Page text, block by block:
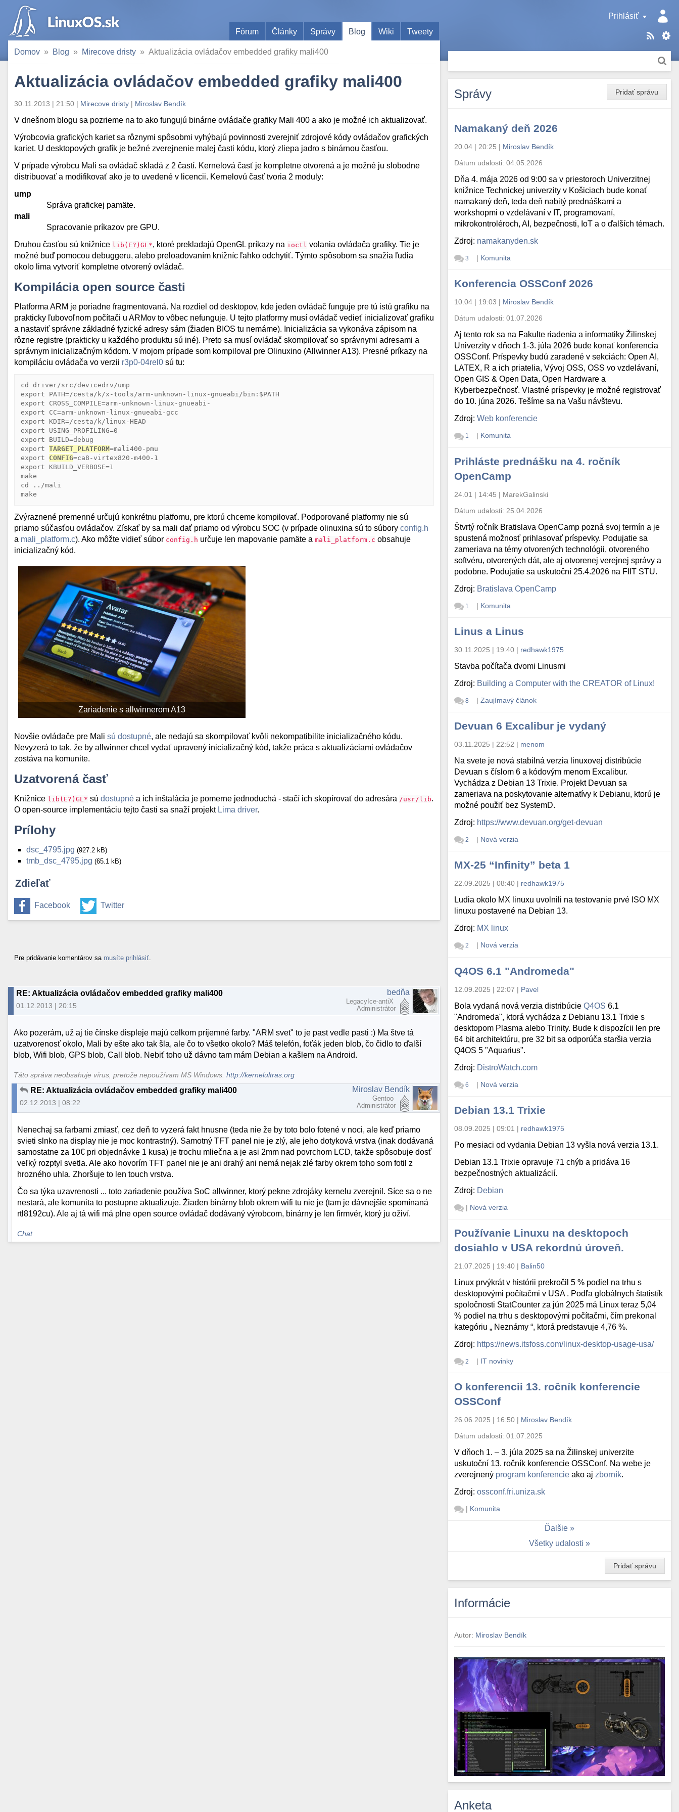
Prihlásiť
Fórum
Články Správy Blog Wiki Tweety
Domov Blog Mirecove dristy Aktualizácia ovládačov embedded grafiky mali400
Aktualizácia ovládačov embedded grafiky mali400
30.11.2013 | 21:50 | Mirecove dristy | Miroslav Bendík
V dnešnom blogu sa pozrieme na to ako fungujú binárne ovládače grafiky Mali 400 a ako je možné ich aktualizovať.
Výrobcovia grafických kariet sa rôznymi spôsobmi vyhýbajú povinnosti zverejniť zdrojové kódy ovládačov grafických
kariet. U desktopových grafík je bežné zverejnenie malej časti kódu, ktorý zliepa jadro s binárnou časťou.
V prípade výrobcu Mali sa ovládač skladá z 2 častí. Kernelová časť je kompletne otvorená a je možné ju slobodne
distribuovať a modifikovať ako je to uvedené v licencii. Kernelovú časť tvoria 2 moduly:
ump
Správa grafickej pamäte.
mali
Spracovanie príkazov pre GPU.
Druhou časťou sú knižnice lib(E?)GL*, ktoré prekladajú OpenGL príkazy na ioctl volania ovládača grafiky. Tie je
možné buď pomocou debuggeru, alebo preloadovaním knižníc ľahko odchytiť. Týmto spôsobom sa snažia ľudia
okolo lima vytvoriť kompletne otvorený ovládač.
Kompilácia open source časti
Platforma ARM je poriadne fragmentovaná. Na rozdiel od desktopov, kde jeden ovládač funguje pre tú istú grafiku na
prakticky ľubovoľnom počítači u ARMov to vôbec nefunguje. U tejto platformy musí ovládač vedieť inicializovať grafiku
a nastaviť správne základné fyzické adresy sám (žiaden BIOS tu nemáme). Inicializácia sa vykonáva zápisom na
rôzne registre (prakticky u každého produktu sú iné). Preto sa musí ovládač skompilovať so správnymi adresami a
správnym inicializačným kódom. V mojom prípade som kompiloval pre Olinuxino (Allwinner A13). Presné príkazy na
kompiláciu ovládača vo verzii r3p0-04rel0 sú tu:
cd driver/src/devicedrv/ump
export PATH=/cesta/k/x-tools/arm-unknown-linux-gnueabi/bin:$PATH
export CROSS_COMPILE=arm-unknown-linux-gnueabi-
export CC=arm-unknown-linux-gnueabi-gcc
export KDIR=/cesta/k/linux-HEAD
export USING_PROFILING=0
export BUILD=debug
export TARGET_PLATFORM=mali400-pmu
export CONFIG=ca8-virtex820-m400-1
export KBUILD_VERBOSE=1
make
cd ../mali
make
Zvýraznené premenné určujú konkrétnu platfomu, pre ktorú chceme kompilovať. Podporované platformy nie sú
priamo súčasťou ovládačov. Získať by sa mali dať priamo od výrobcu SOC (v prípade olinuxina sú to súbory config.h
a mali_platform.c). Ako môžte vidieť súbor config.h určuje len mapovanie pamäte a mali_platform.c obsahuje
inicializačný kód.
Zariadenie s allwinnerom A13
Novšie ovládače pre Mali sú dostupné, ale nedajú sa skompilovať kvôli nekompatibilite inicializačného kódu.
Nevyzerá to tak, že by allwinner chcel vydať upravený inicializačný kód, takže práca s aktualizáciami ovládačov
zostáva na komunite.
Uzatvorená časť
Knižnice lib(E?)GL* sú dostupné a ich inštalácia je pomerne jednoduchá - stačí ich skopírovať do adresára /usr/lib.
O open-source implementáciu tejto časti sa snaží projekt Lima driver.
Prílohy
dsc_4795.jpg (927.2 kB)
tmb_dsc_4795.jpg (65.1 kB)
Zdieľať
Facebook Twitter
Pre pridávanie komentárov sa musíte prihlásiť
RE: Aktualizácia ovládačov embedded grafiky mali400
01.12.2013 | 20:15
bedňa
LegacyIce-antiX
Administrátor
Ako pozerám, už aj tie čínske displeje majú celkom príjemné farby. "ARM svet" to je past vedle pasti :) Ma štve tá
uzatvorenosť okolo, Mali by ešte ako tak šla, ale čo to všetko okolo? Máš telefón, foťák jeden blob, čo čidlo to ďalší
blob, Wifi blob, GPS blob, Call blob. Nebiť toho už dávno tam mám Debian a kašlem na Android.
Táto správa neobsahuje vírus, pretože nepoužívam MS Windows.http://kernelultras.org
RE: Aktualizácia ovládačov embedded grafiky mali400
02.12.2013 | 08:22
Miroslav Bendík
Gentoo
Administrátor
Nenechaj sa farbami zmiasť, cez deň to vyzerá fakt hnusne (teda nie že by toto bolo fotené v noci, ale keď priamo
svieti slnko na display nie je moc kontrastný). Samotný TFT panel nie je zlý, ale jeho dotyková vrstva (inak dodávaná
samostatne za 10€ pri objednávke 1 kusa) je trochu mliečna a je asi 2mm nad povrchom LCD, takže spôsobuje dosť
veľký rozptyl svetla. Ale ako hovorím TFT panel nie je ani drahý ani nemá nejak zlé farby okrem toho som fotil z
hrozného uhla. Zhoršuje to len touch vrstva.
Čo sa týka uzavrenosti ... toto zariadenie používa SoC allwinner, ktorý pekne zdrojáky kernelu zverejnil. Síce sa o ne
nestará, ale komunita to postupne aktualizuje. Žiaden binárny blob okrem wifi tu nie je (tam je dávnejšie spomínaná
rtl8192cu). Ale aj tá wifi má plne open source ovládač dodávaný výrobcom, binárny je len firmvér, ktorý ju oživí.
Chat
Pridať správu
Správy
Namakaný deň 2026
20.04 | 20:25 | Miroslav Bendík
Dátum udalosti:04.05.2026
Dňa 4. mája 2026 od 9:00 sa v priestoroch Univerzitnej
knižnice Technickej univerzity v Košiciach bude konať
namakaný deň, teda deň nabitý prednáškami a
workshopmi o vzdelávaní v IT, programovaní,
mikrokontroléroch, AI, bezpečnosti, IoT a o ďalších témach.
Zdroj: namakanyden.sk
3 | Komunita
Konferencia OSSConf 2026
10.04 | 19:03 | Miroslav Bendík
Dátum udalosti:01.07.2026
Aj tento rok sa na Fakulte riadenia a informatiky Žilinskej
Univerzity v dňoch 1-3. júla 2026 bude konať konferencia
OSSConf. Príspevky budú zaradené v sekciách: Open AI,
LATEX, R a ich priatelia, Vývoj OSS, OSS vo vzdelávaní,
Open GIS & Open Data, Open Hardware a
Kyberbezpečnosť. Vlastné príspevky je možné registrovať
do 10. júna 2026. Tešíme sa na Vašu návštevu.
Zdroj:Web konferencie
1 | Komunita
Prihláste prednášku na 4. ročník
OpenCamp
24.01 | 14:45 | MarekGalinski
Dátum udalosti: 25.04.2026
Štvrtý ročník Bratislava OpenCamp pozná svoj termín a je
spustená možnosť prihlasovať príspevky. Podujatie sa
zameriava na témy otvorených technológii, otvoreného
softvéru, otvorených dát, ale aj otvorenej verejnej správy a
podobne. Podujatie sa uskutoční 25.4.2026 na FIIT STU.
Zdroj: Bratislava OpenCamp
1 | Komunita
Linus a Linus
30.11.2025 | 19:40 | redhawk1975
Stavba počítača dvomi Linusmi
Zdroj: Building a Computer with the CREATOR of Linux!
8 | Zaujímavý článok
Devuan 6 Excalibur je vydaný
03.11.2025 | 22:52 | menom
Na svete je nová stabilná verzia linuxovej distribúcie
Devuan s číslom 6 a kódovým menom Excalibur.
Vychádza z Debian 13 Trixie. Projekt Devuan sa
zameriava na poskytovanie alternatívy k Debianu, ktorú je
možné použiť bez SystemD.
Zdroj: https://www.devuan.org/get-devuan
2 | Nová verzia
MX-25 “Infinity” beta 1
22.09.2025 | 08:40 | redhawk1975
Ludia okolo MX linuxu uvolnili na testovanie prvé ISO MX
linuxu postavené na Debian 13.
Zdroj: MX linux
2 | Nová verzia
Q4OS 6.1 "Andromeda"
12.09.2025 | 22:07 | Pavel
Bola vydaná nová verzia distribúcieQ4OS 6.1
"Andromeda", ktorá vychádza z Debianu 13.1 Trixie s
desktopom Plasma alebo Trinity. Bude k dispozícii len pre
64 bit architektúru, pre 32 bit sa odporúča staršia verzia
Q4OS 5 "Aquarius".
Zdroj: DistroWatch.com
6 | Nová verzia
Debian 13.1 Trixie
08.09.2025 | 09:01 | redhawk1975
Po mesiaci od vydania Debian 13 vyšla nová verzia 13.1.
Debian 13.1 Trixie opravuje 71 chýb a pridáva 16
bezpečnostných aktualizácií.
Zdroj: Debian
| Nová verzia
Používanie Linuxu na desktopoch
dosiahlo v USA rekordnú úroveň.
21.07.2025 | 19:40 | Balin50
Linux prvýkrát v histórii prekročil 5 % podiel na trhu s
desktopovými počítačmi v USA . Podľa globálnych štatistík
spoločnosti StatCounter za jún 2025 má Linux teraz 5,04
% podiel na trhu s desktopovými počítačmi, čím prekonal
kategóriu „ Neznámy “, ktorá predstavuje 4,76 %.
Zdroj: https://news.itsfoss.com/linux-desktop-usage-usa/
2 | IT novinky
O konferencii 13. ročník konferencie
OSSConf
26.06.2025 | 16:50 | Miroslav Bendík
Dátum udalosti:01.07.2025
V dňoch 1. – 3. júla 2025 sa na Žilinskej univerzite
uskutoční 13. ročník konferencie OSSConf. Na webe je
zverejnený program konferencie ako aj zborník.
Zdroj:ossconf.fri.uniza.sk
| Komunita
Ďalšie
Všetky udalosti
Pridať správu
Informácie
Autor: Miroslav Bendík
Anketa